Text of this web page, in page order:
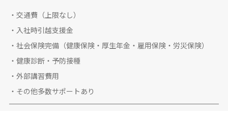
・交通費（上限なし）
・入社時引越支援金
・社会保険完備（健康保険・厚生年金・雇用保険・労災保険）
・健康診断・予防接種
・外部講習費用
・その他多数サポートあり